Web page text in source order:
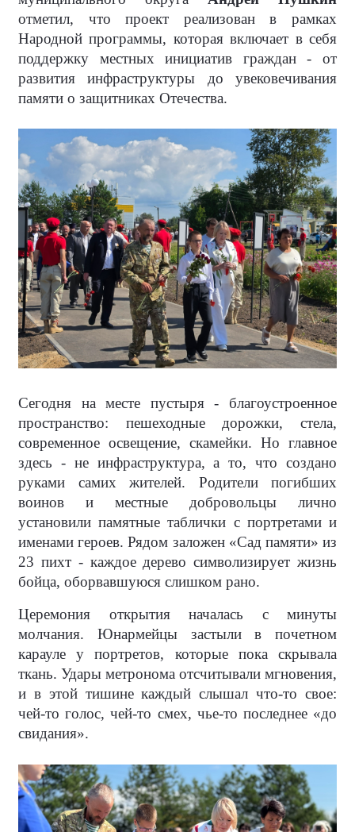
отметил, что проект реализован в рамках
Народной программы, которая включает в себя
поддержку местных инициатив граждан - от
развития инфраструктуры до увековечивания
памяти о защитниках Отечества.
Сегодня на месте пустыря - благоустроенное
пространство: пешеходные дорожки, стела,
современное освещение, скамейки. Но главное
здесь - не инфраструктура, а то, что создано
руками самих жителей. Родители погибших
воинов и местные добровольцы лично
установили памятные таблички с портретами и
именами героев. Рядом заложен «Сад памяти» из
23 пихт - каждое дерево символизирует жизнь
бойца, оборвавшуюся слишком рано.
Церемония открытия началась с минуты
молчания. Юнармейцы застыли в почетном
карауле у портретов, которые пока скрывала
ткань. Удары метронома отсчитывали мгновения,
и в этой тишине каждый слышал что-то свое:
чей-то голос, чей-то смех, чье-то последнее «до
свидания».